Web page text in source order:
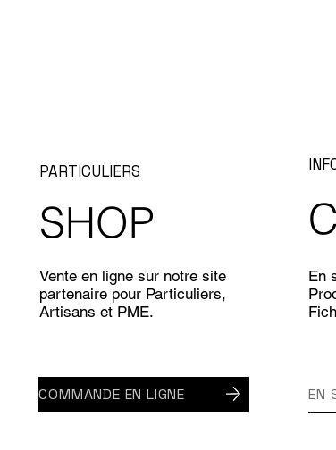
SHOP
PARTICULIERS
Vente en ligne sur notre site
partenaire pour Particuliers,
Artisans et PME.
COMMANDE EN LIGNE
En
EN